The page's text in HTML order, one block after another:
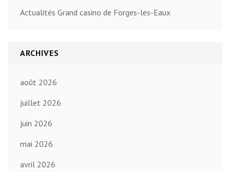
Actualités Grand casino de Forges-les-Eaux
ARCHIVES
août 2026
juillet 2026
juin 2026
mai 2026
avril 2026